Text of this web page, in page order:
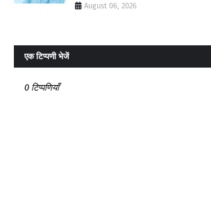
August 06, 2026
एक टिप्पणी भेजें
0 टिप्पणियाँ